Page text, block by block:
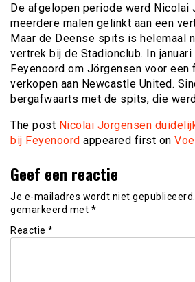
De afgelopen periode werd Nicolai
meerdere malen gelinkt aan een
Maar de Deense spits is helemaal
vertrek bij de Stadionclub. In
Feyenoord om Jörgensen voor een
verkopen aan Newcastle United.
bergafwaarts met de spits, die
The post Nicolai Jorgensen
bij Feyenoord appeared first on
Geef een reactie
Je e-mailadres wordt niet gepubliceerd.
gemarkeerd met *
Reactie *